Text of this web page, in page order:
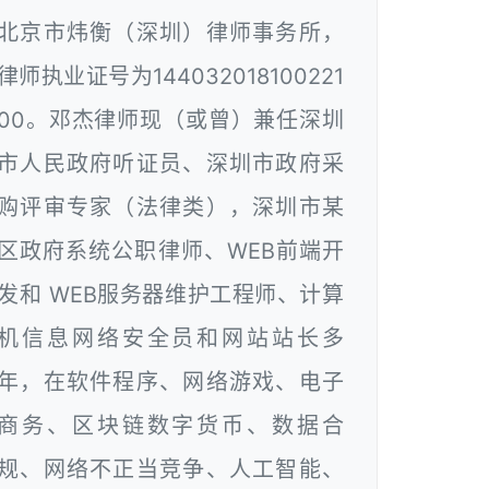
京市炜衡（深圳）律师事务所，
师执业证号为144032018100221
。邓杰律师现（或曾）兼任深圳
人民政府听证员、深圳市政府采
评审专家（法律类），深圳市某
政府系统公职律师、WEB前端开
和 WEB服务器维护工程师、计算
信息网络安全员和网站站长多
，在软件程序、网络游戏、电子
务、区块链数字货币、数据合
、网络不正当竞争、人工智能、